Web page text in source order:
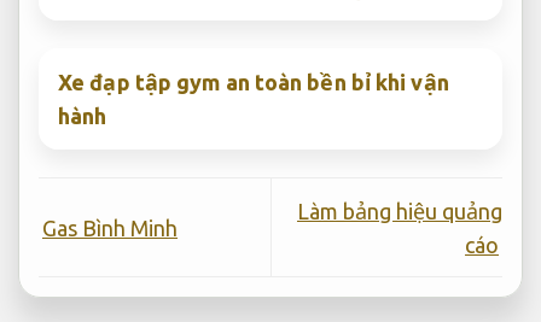
Xe đạp tập gym an toàn bền bỉ khi vận
hành
Gas Bình Minh
Làm bảng hiệu quảng
cáo